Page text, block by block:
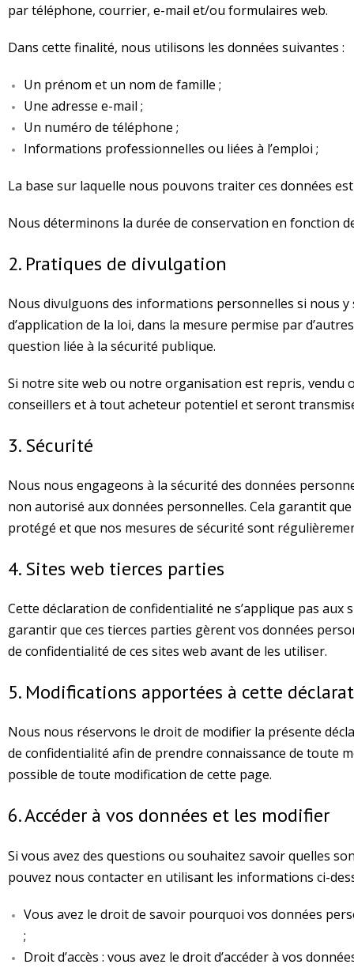
par téléphone, courrier, e-mail et/ou formulaires web.
Dans cette finalité, nous utilisons les données suivantes :
Un prénom et un nom de famille ;
Une adresse e-mail ;
Un numéro de téléphone ;
Informations professionnelles ou liées à l’emploi ;
La base sur laquelle nous pouvons traiter ces données
Nous déterminons la durée de conservation en fonction
2. Pratiques de divulgation
Nous divulguons des informations personnelles si nous
d’application de la loi, dans la mesure permise par
question liée à la sécurité publique.
Si notre site web ou notre organisation est repris, vendu
conseillers et à tout acheteur potentiel et seront
3. Sécurité
Nous nous engageons à la sécurité des données
non autorisé aux données personnelles. Cela garantit
protégé et que nos mesures de sécurité sont
4. Sites web tierces parties
Cette déclaration de confidentialité ne s’applique pas
garantir que ces tierces parties gèrent vos données
de confidentialité de ces sites web avant de les utiliser.
5. Modifications apportées à cette
Nous nous réservons le droit de modifier la présente
de confidentialité afin de prendre connaissance de toute
possible de toute modification de cette page.
6. Accéder à vos données et les modifier
Si vous avez des questions ou souhaitez savoir quelles
pouvez nous contacter en utilisant les informations ci-
Vous avez le droit de savoir pourquoi vos données
;
Droit d’accès : vous avez le droit d’accéder à vos